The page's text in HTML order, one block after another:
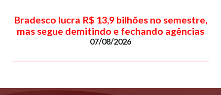
Bradesco lucra R$ 13,9 bilhões no semestre,
mas segue demitindo e fechando agências
07/08/2026